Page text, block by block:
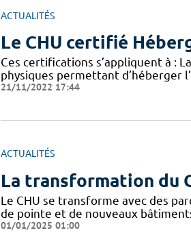
ACTUALITÉS
Le CHU certifié
Ces certifications s’appliquent à :
physiques permettant d’héberger
21/11/2022 17:44
ACTUALITÉS
La transformation du
Le CHU se transforme avec des
de pointe et de nouveaux
01/01/2025 01:00